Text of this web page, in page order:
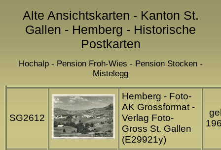
Alte Ansichtskarten - Kanton St.
Gallen - Hemberg - Historische
Postkarten
Hochalp - Pension Froh-Wies - Pension Stocken -
Mistelegg
SG2612
Hemberg - Foto-
AK Grossformat -
Verlag Foto-
Gross St. Gallen
(E29921y)